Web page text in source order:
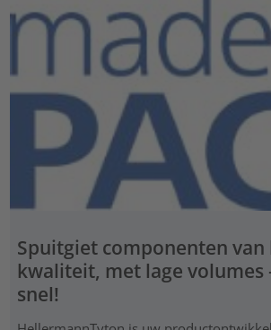
Spuitgiet componenten van
kwaliteit, met lage volumes
snel!